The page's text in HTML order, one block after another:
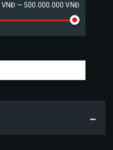
VNĐ — 500.000.000 VNĐ